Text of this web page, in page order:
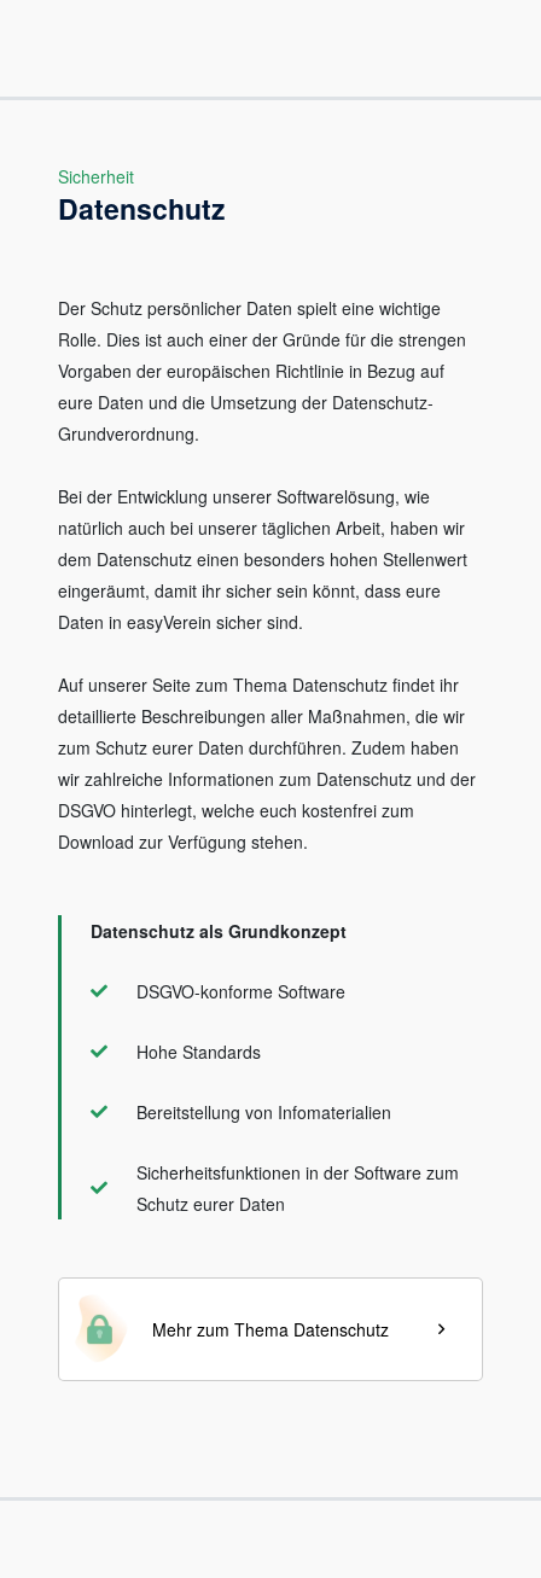
Sicherheit
Datenschutz
Der Schutz persönlicher Daten spielt eine wichtige
Rolle. Dies ist auch einer der Gründe für die strengen
Vorgaben der europäischen Richtlinie in Bezug auf
eure Daten und die Umsetzung der Datenschutz-
Grundverordnung.
Bei der Entwicklung unserer Softwarelösung, wie
natürlich auch bei unserer täglichen Arbeit, haben wir
dem Datenschutz einen besonders hohen Stellenwert
eingeräumt, damit ihr sicher sein könnt, dass eure
Daten in easyVerein sicher sind.
Auf unserer Seite zum Thema Datenschutz findet ihr
detaillierte Beschreibungen aller Maßnahmen, die wir
zum Schutz eurer Daten durchführen. Zudem haben
wir zahlreiche Informationen zum Datenschutz und der
DSGVO hinterlegt, welche euch kostenfrei zum
Download zur Verfügung stehen.
Datenschutz als Grundkonzept
DSGVO-konforme Software
Hohe Standards
Bereitstellung von Infomaterialien
Sicherheitsfunktionen in der Software zum
Schutz eurer Daten
Mehr zum Thema Datenschutz